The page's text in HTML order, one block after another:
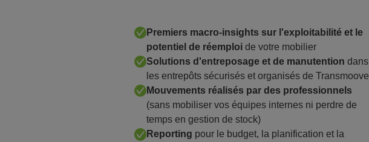
Premiers macro-insights sur l'exploitabilité et le
potentiel de réemploi de votre mobilier
Solutions d'entreposage et de manutention dans
les entrepôts sécurisés et organisés de Transmoove
Mouvements réalisés par des professionnels
(sans mobiliser vos équipes internes ni perdre de
temps en gestion de stock)
Reporting pour le budget, la planification et la